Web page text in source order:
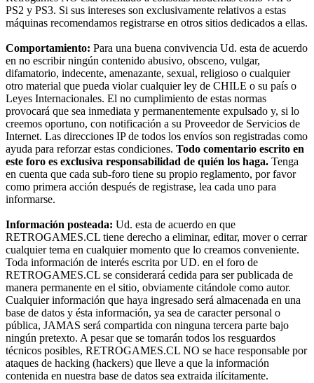
PS2 y PS3. Si sus intereses son exclusivamente relativos a estas
máquinas recomendamos registrarse en otros sitios dedicados a ellas.
Comportamiento: Para una buena convivencia Ud. esta de acuerdo
en no escribir ningún contenido abusivo, obsceno, vulgar,
difamatorio, indecente, amenazante, sexual, religioso o cualquier
otro material que pueda violar cualquier ley de CHILE o su país o
Leyes Internacionales. El no cumplimiento de estas normas
provocará que sea inmediata y permanentemente expulsado y, si lo
creemos oportuno, con notificación a su Proveedor de Servicios de
Internet. Las direcciones IP de todos los envíos son registradas como
ayuda para reforzar estas condiciones. Todo comentario escrito en
este foro es exclusiva responsabilidad de quién los haga. Tenga
en cuenta que cada sub-foro tiene su propio reglamento, por favor
como primera acción después de registrase, lea cada uno para
informarse.
Información posteada: Ud. esta de acuerdo en que
RETROGAMES.CL tiene derecho a eliminar, editar, mover o cerrar
cualquier tema en cualquier momento que lo creamos conveniente.
Toda información de interés escrita por UD. en el foro de
RETROGAMES.CL se considerará cedida para ser publicada de
manera permanente en el sitio, obviamente citándole como autor.
Cualquier información que haya ingresado será almacenada en una
base de datos y ésta información, ya sea de caracter personal o
pública, JAMAS será compartida con ninguna tercera parte bajo
ningún pretexto. A pesar que se tomarán todos los resguardos
técnicos posibles, RETROGAMES.CL NO se hace responsable por
ataques de hacking (hackers) que lleve a que la información
contenida en nuestra base de datos sea extraida ilícitamente.